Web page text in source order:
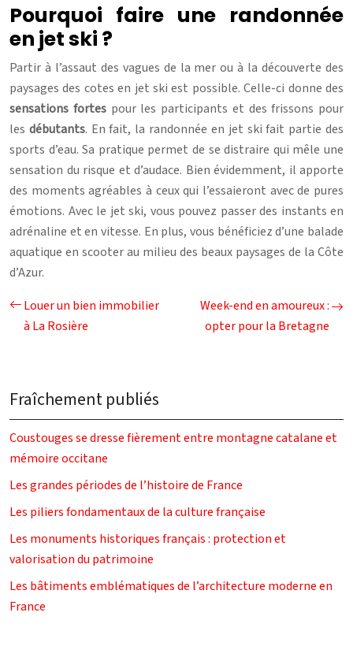
Pourquoi faire une randonnée
en jet ski ?
Partir à l’assaut des vagues de la mer ou à la découverte des
paysages des cotes en jet ski est possible. Celle-ci donne des
sensations fortespour les participants et des frissons pour
les débutants. En fait, la randonnée en jet ski fait partie des
sports d’eau. Sa pratique permet de se distraire qui mêle une
sensation du risque et d’audace. Bien évidemment, il apporte
des moments agréables à ceux qui l’essaieront avec de pures
émotions. Avec le jet ski, vous pouvez passer des instants en
adrénaline et en vitesse. En plus, vous bénéficiez d’une balade
aquatique en scooter au milieu des beaux paysages de la Côte
d’Azur.
Louer un bien immobilier
à La Rosière
Week-end en amoureux :
opter pour la Bretagne
Fraîchement publiés
Coustouges se dresse fièrement entre montagne catalane et
mémoire occitane
Les grandes périodes de l’histoire de France
Les piliers fondamentaux de la culture française
Les monuments historiques français : protection et
valorisation du patrimoine
Les bâtiments emblématiques de l’architecture moderne en
France